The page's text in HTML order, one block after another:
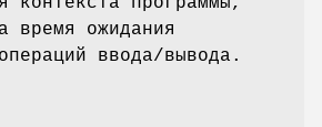
время ожидания
ввода/вывода.